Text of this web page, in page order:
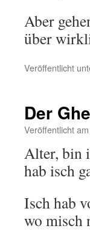
Aber
über
Veröffentlicht
Der
Veröffentlicht am
Alter, bin
hab isch
Isch hab
wo misch